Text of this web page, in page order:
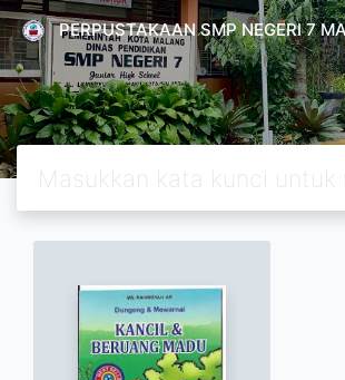
PERPUSTAKAAN SMP NEGERI 7